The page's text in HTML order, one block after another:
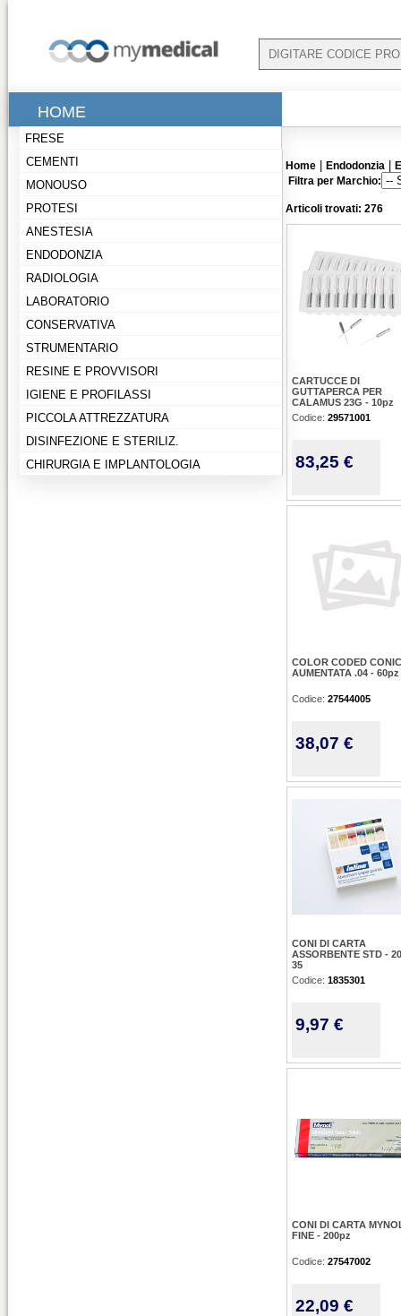
HOME
FRESE
CEMENTI
MONOUSO
PROTESI
ANESTESIA
ENDODONZIA
RADIOLOGIA
LABORATORIO
CONSERVATIVA
STRUMENTARIO
RESINE E PROVVISORI
IGIENE E PROFILASSI
PICCOLA ATTREZZATURA
DISINFEZIONE E STERILIZ.
CHIRURGIA E IMPLANTOLOGIA
Home Endodonzia
Filtra per Marchio:
Articoli trovati: 276
CARTUCCE DI
GUTTAPERCA PER
CALAMUS 23G - 10pz
Codice: 29571001
83,25 €
COLOR CODED
AUMENTATA .04 - 60pz
Codice: 27544005
38,07 €
CONI DI CARTA
ASSORBENTE STD -
35
Codice: 1835301
9,97 €
CONI DI CARTA
FINE - 200pz
Codice: 27547002
22,09 €